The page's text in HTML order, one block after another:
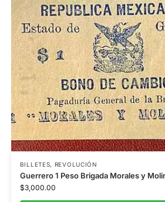
BILLETES, REVOLUCIÓN
Guerrero 1 Peso Brigada Morales y
$3,000.00